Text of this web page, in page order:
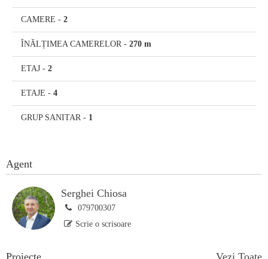
CAMERE - 2
ÎNĂLȚIMEA CAMERELOR - 270 m
ETAJ - 2
ETAJE - 4
GRUP SANITAR - 1
Agent
Serghei Chiosa
079700307
Scrie o scrisoare
Proiecte Vezi Toate